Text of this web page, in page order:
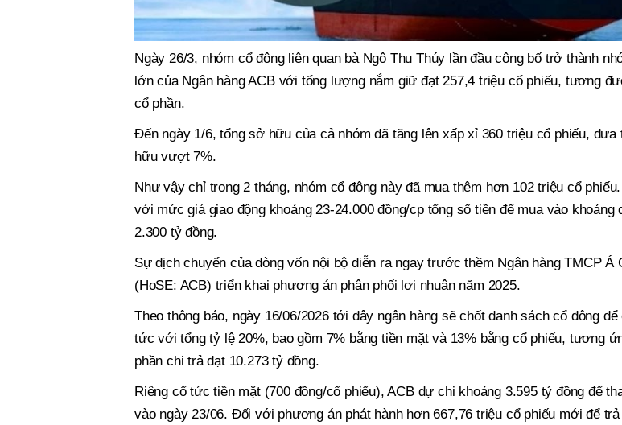
Ngày 26/3, nhóm cổ đông liên quan bà Ngô Thu Thúy lần đầu công bố trở thành
lớn của Ngân hàng ACB với tổng lượng nắm giữ đạt 257,4 triệu cổ phiếu, tương
cổ phần.
Đến ngày 1/6, tổng sở hữu của cả nhóm đã tăng lên xấp xỉ 360 triệu cổ phiếu, đưa
hữu vượt 7%.
Như vậy chỉ trong 2 tháng, nhóm cổ đông này đã mua thêm hơn 102 triệu cổ
với mức giá giao động khoảng 23-24.000 đồng/cp tổng số tiền để mua vào khoảng
2.300 tỷ đồng.
Sự dịch chuyển của dòng vốn nội bộ diễn ra ngay trước thềm Ngân hàng TMCP Á
(HoSE: ACB) triển khai phương án phân phối lợi nhuận năm 2025.
Theo thông báo, ngày 16/06/2026 tới đây ngân hàng sẽ chốt danh sách cổ đông
tức với tổng tỷ lệ 20%, bao gồm 7% bằng tiền mặt và 13% bằng cổ phiếu, tương
phần chi trả đạt 10.273 tỷ đồng.
Riêng cổ tức tiền mặt (700 đồng/cổ phiếu), ACB dự chi khoảng 3.595 tỷ đồng để
vào ngày 23/06. Đối với phương án phát hành hơn 667,76 triệu cổ phiếu mới để